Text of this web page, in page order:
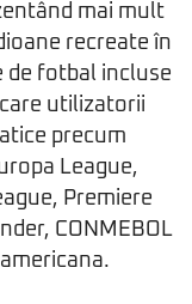
mai mult
recreate în
de fotbal incluse
utilizatorii
precum
League,
Premiere
CONMEBOL